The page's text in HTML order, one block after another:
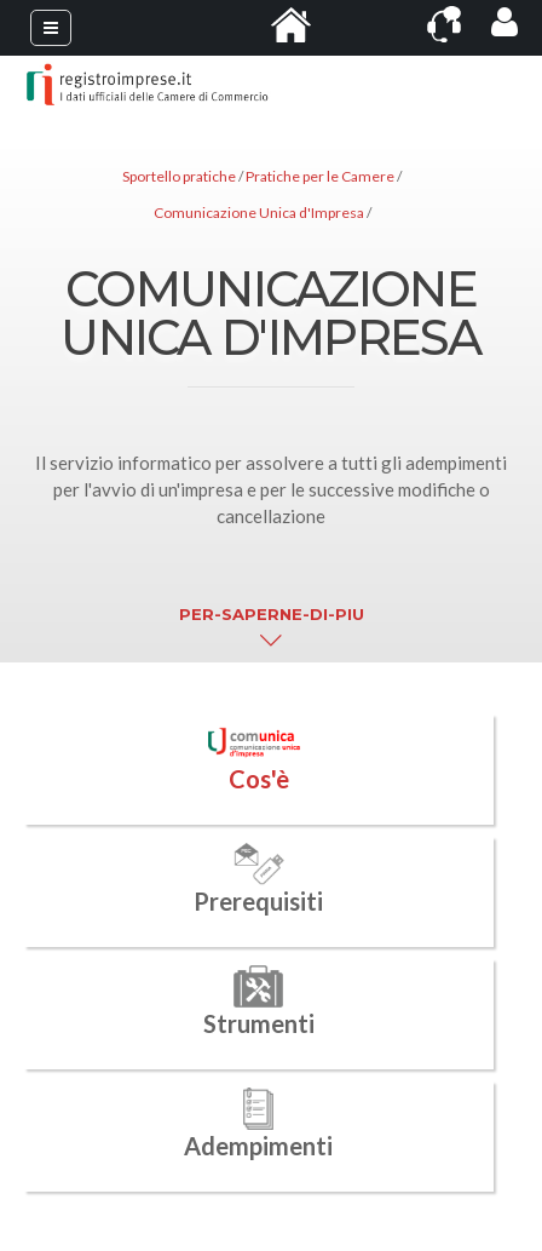
Sportello pratiche Pratiche per le Camere
Comunicazione Unica d'Impresa
COMUNICAZIONE
UNICA D'IMPRESA
Il servizio informatico per assolvere a tutti gli adempimenti
per l'avvio di un'impresa e per le successive modifiche o
cancellazione
PER-SAPERNE-DI-PIU
Cos'è
Prerequisiti
Strumenti
Adempimenti